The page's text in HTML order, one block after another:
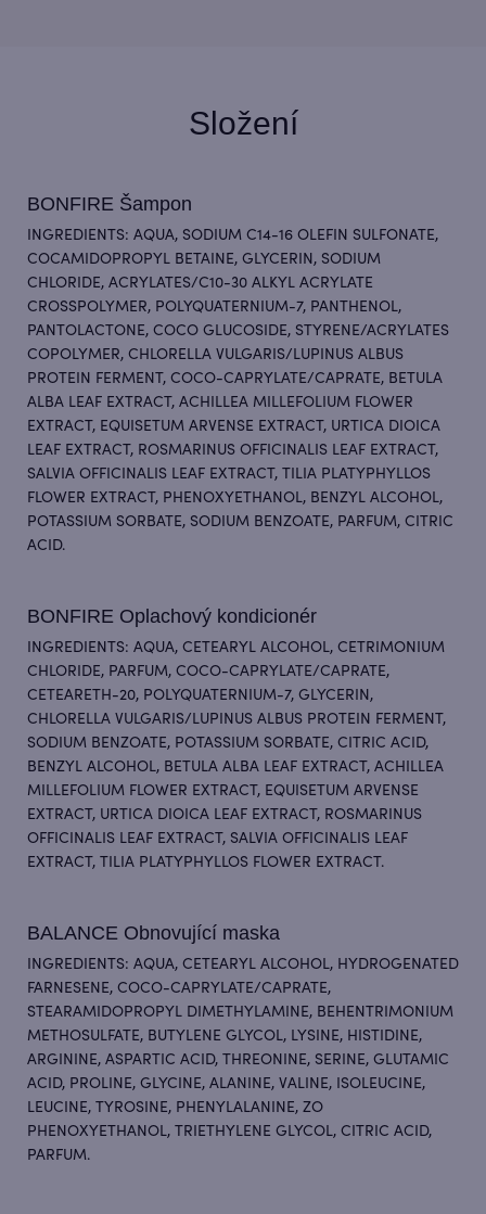
Složení
BONFIRE Šampon
INGREDIENTS: AQUA, SODIUM C14-16 OLEFIN SULFONATE,
COCAMIDOPROPYL BETAINE, GLYCERIN, SODIUM
CHLORIDE, ACRYLATES/C10-30 ALKYL ACRYLATE
CROSSPOLYMER, POLYQUATERNIUM-7, PANTHENOL,
PANTOLACTONE, COCO GLUCOSIDE, STYRENE/ACRYLATES
COPOLYMER, CHLORELLA VULGARIS/LUPINUS ALBUS
PROTEIN FERMENT, COCO-CAPRYLATE/CAPRATE, BETULA
ALBA LEAF EXTRACT, ACHILLEA MILLEFOLIUM FLOWER
EXTRACT, EQUISETUM ARVENSE EXTRACT, URTICA DIOICA
LEAF EXTRACT, ROSMARINUS OFFICINALIS LEAF EXTRACT,
SALVIA OFFICINALIS LEAF EXTRACT, TILIA PLATYPHYLLOS
FLOWER EXTRACT, PHENOXYETHANOL, BENZYL ALCOHOL,
POTASSIUM SORBATE, SODIUM BENZOATE, PARFUM, CITRIC
ACID.
BONFIRE Oplachový kondicionér
INGREDIENTS: AQUA, CETEARYL ALCOHOL, CETRIMONIUM
CHLORIDE, PARFUM, COCO-CAPRYLATE/CAPRATE,
CETEARETH-20, POLYQUATERNIUM-7, GLYCERIN,
CHLORELLA VULGARIS/LUPINUS ALBUS PROTEIN FERMENT,
SODIUM BENZOATE, POTASSIUM SORBATE, CITRIC ACID,
BENZYL ALCOHOL, BETULA ALBA LEAF EXTRACT, ACHILLEA
MILLEFOLIUM FLOWER EXTRACT, EQUISETUM ARVENSE
EXTRACT, URTICA DIOICA LEAF EXTRACT, ROSMARINUS
OFFICINALIS LEAF EXTRACT, SALVIA OFFICINALIS LEAF
EXTRACT, TILIA PLATYPHYLLOS FLOWER EXTRACT.
BALANCE Obnovující maska
INGREDIENTS: AQUA, CETEARYL ALCOHOL, HYDROGENATED
FARNESENE, COCO-CAPRYLATE/CAPRATE,
STEARAMIDOPROPYL DIMETHYLAMINE, BEHENTRIMONIUM
METHOSULFATE, BUTYLENE GLYCOL, LYSINE, HISTIDINE,
ARGININE, ASPARTIC ACID, THREONINE, SERINE, GLUTAMIC
ACID, PROLINE, GLYCINE, ALANINE, VALINE, ISOLEUCINE,
LEUCINE, TYROSINE, PHENYLALANINE, ZO
PHENOXYETHANOL, TRIETHYLENE GLYCOL, CITRIC ACID,
PARFUM.